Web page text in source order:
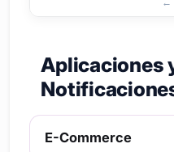
Aplicaciones
E-Commerce